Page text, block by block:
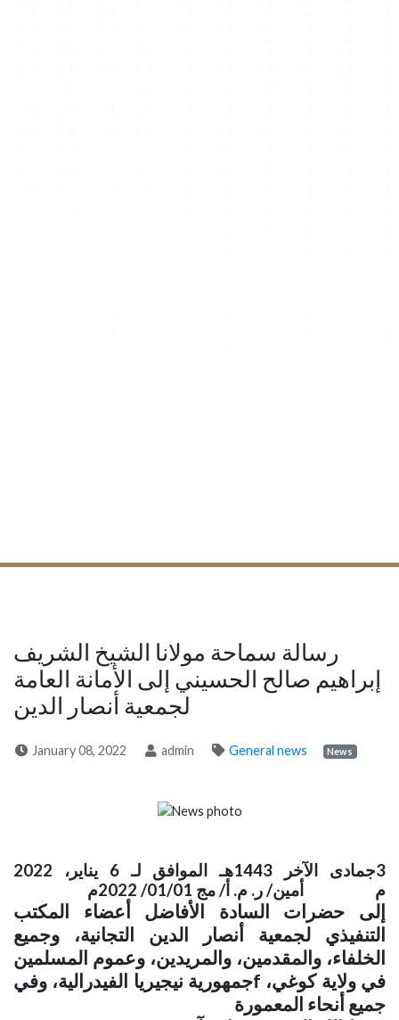
رسالة سماحة مولانا الشيخ الشريف
إبراهيم صالح الحسيني إلى الأمانة العامة
لجمعية أنصار الدين
January 08, 2022 admin General news News
3جمادى الآخر 1443هـ الموافق لـ 6 يناير، 2022
م أمين/ ر. م. أ/ مج 01/01/ 2022م
إلى حضرات السادة الأفاضل أعضاء المكتب
التنفيذي لجمعية أنصار الدين التجانية، وجميع
الخلفاء، والمقدمين، والمريدين، وعموم المسلمين
في ولاية كوغي، fجمهورية نيجيريا الفيدرالية، وفي
جميع أنحاء المعمورة